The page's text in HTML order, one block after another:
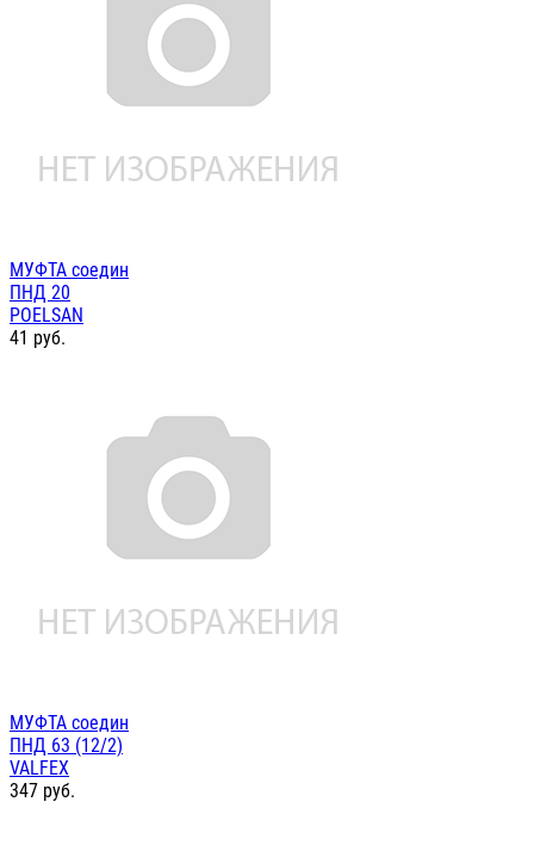
МУФТА соедин
ПНД 20
POELSAN
41 руб.
МУФТА соедин
ПНД 63 (12/2)
VALFEX
347 руб.